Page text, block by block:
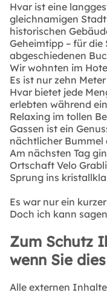
Hvar ist eine
gleichnamigen
historischen
Geheimtipp – für die
abgeschiedenen
Wir wohnten im
Es ist nur zehn
Hvar bietet jede
erlebten während
Relaxing im tollen
Gassen ist ein
nächtlicher Bummel
Am nächsten Tag
Ortschaft Velo
Sprung ins
Es war nur ein
Doch ich kann
Zum Schutz
wenn Sie
Alle externen